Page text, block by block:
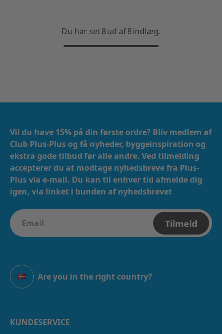
Du har set8ud af8indlæg.
KUNDESERVICE
Vil du have 15% på din første ordre? Bliv medlem af
Club Plus-Plus og få nyheder, byggeinspiration og
ekstra gode tilbud før alle andre. Ved tilmelding
accepterer du at modtage nyhedsbreve fra Plus-
Plus via e-mail. ​​ Du kan til enhver tid afmelde dig
igen, via linket i bunden af nyhedsbrevet
Tilmeld
Danmark
Are you in the right country?